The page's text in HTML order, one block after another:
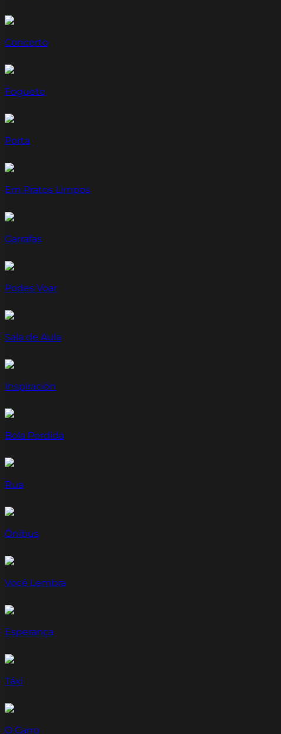
Concerto
Foguete
Porta
Em Pratos Limpos
Garrafas
Podes Voar
Sala de Aula
Inspiración
Bola Perdida
Rua
Ônibus
Você Lembra
Esperança
Táxi
O Carro